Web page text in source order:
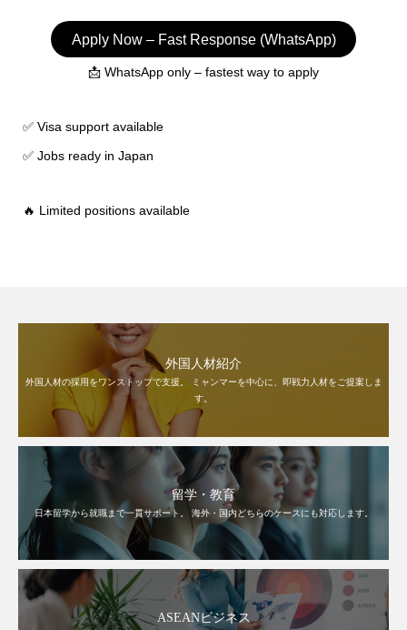
Apply Now – Fast Response (WhatsApp)
📩 WhatsApp only – fastest way to apply
✅ Visa support available
✅ Jobs ready in Japan
🔥 Limited positions available
外国人材紹介
外国人材の採用をワンストップで支援。 ミャンマーを中心に、即戦力人材をご提案しま
す。
留学・教育
日本留学から就職まで一貫サポート。 海外・国内どちらのケースにも対応します。
ASEANビジネス